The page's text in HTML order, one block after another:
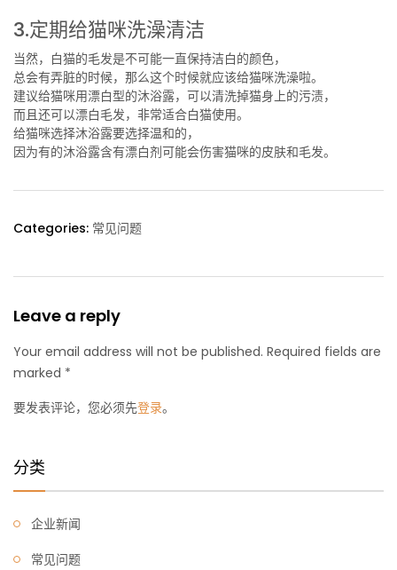
3.定期给猫咪洗澡清洁
当然，白猫的毛发是不可能一直保持洁白的颜色，
总会有弄脏的时候，那么这个时候就应该给猫咪洗澡啦。
建议给猫咪用漂白型的沐浴露，可以清洗掉猫身上的污渍，
而且还可以漂白毛发，非常适合白猫使用。
给猫咪选择沐浴露要选择温和的，
因为有的沐浴露含有漂白剂可能会伤害猫咪的皮肤和毛发。
Categories: 常见问题
Leave a reply
Your email address will not be published. Required fields are
marked *
要发表评论，您必须先登录。
分类
企业新闻
常见问题